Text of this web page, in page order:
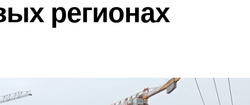
регионах